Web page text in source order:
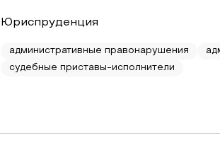
Юриспруденция
административные правонарушения
судебные приставы-исполнители